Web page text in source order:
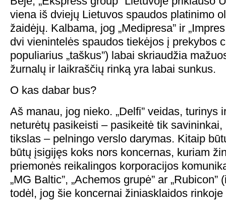
viena iš dviejų Lietuvos spaudos platinimo
žaidėjų. Kalbama, jog „Medipresa” ir
dvi vienintelės spaudos tiekėjos į prekybos
populiarius „taškus”) labai skriaudžia
žurnalų ir laikraščių rinką yra labai sunkus.
O kas dabar bus?
Aš manau, jog nieko. „Delfi” veidas, turinys
neturėtų pasikeisti – pasikeitė tik
tikslas – pelningo verslo darymas. Kitaip
būtų įsigijęs koks nors koncernas, kuriam
priemonės reikalingos korporacijos
„MG Baltic”, „Achemos grupė” ar „Rubicon”
todėl, jog šie koncernai žiniasklaidos